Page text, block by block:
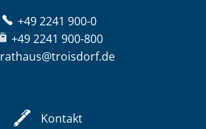
+49 2241 900-0
+49 2241 900-800
rathaus@troisdorf.de
Kontakt